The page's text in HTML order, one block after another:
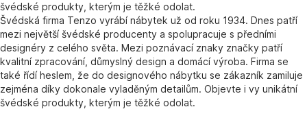
švédské produkty, kterým je těžké odolat.
Švédská firma Tenzo vyrábí nábytek už od roku 1934. Dnes patří
mezi největší švédské producenty a spolupracuje s předními
designéry z celého světa. Mezi poznávací znaky značky patří
kvalitní zpracování, důmyslný design a domácí výroba. Firma se
také řídí heslem, že do designového nábytku se zákazník zamiluje
zejména díky dokonale vyladěným detailům. Objevte i vy unikátní
švédské produkty, kterým je těžké odolat.